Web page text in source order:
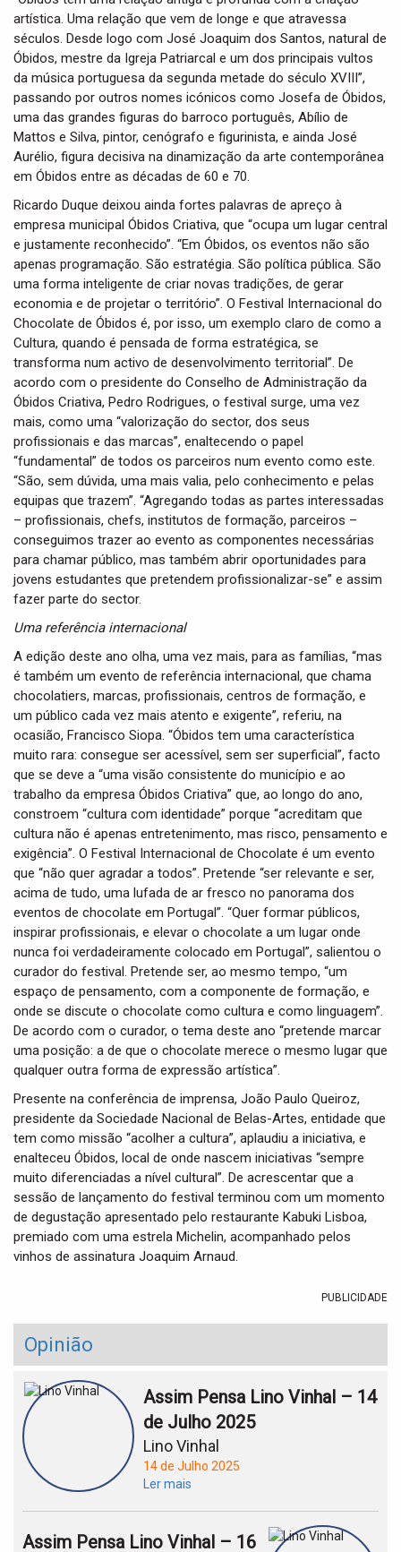
artística. Uma relação que vem de longe e que atravessa
séculos. Desde logo com José Joaquim dos Santos, natural de
Óbidos, mestre da Igreja Patriarcal e um dos principais vultos
da música portuguesa da segunda metade do século XVIII”,
passando por outros nomes icónicos como Josefa de Óbidos,
uma das grandes figuras do barroco português, Abílio de
Mattos e Silva, pintor, cenógrafo e figurinista, e ainda José
Aurélio, figura decisiva na dinamização da arte contemporânea
em Óbidos entre as décadas de 60 e 70.
Ricardo Duque deixou ainda fortes palavras de apreço à
empresa municipal Óbidos Criativa, que “ocupa um lugar central
e justamente reconhecido”. “Em Óbidos, os eventos não são
apenas programação. São estratégia. São política pública. São
uma forma inteligente de criar novas tradições, de gerar
economia e de projetar o território”. O Festival Internacional do
Chocolate de Óbidos é, por isso, um exemplo claro de como a
Cultura, quando é pensada de forma estratégica, se
transforma num activo de desenvolvimento territorial”. De
acordo com o presidente do Conselho de Administração da
Óbidos Criativa, Pedro Rodrigues, o festival surge, uma vez
mais, como uma “valorização do sector, dos seus
profissionais e das marcas”, enaltecendo o papel
“fundamental” de todos os parceiros num evento como este.
“São, sem dúvida, uma mais valia, pelo conhecimento e pelas
equipas que trazem”. “Agregando todas as partes interessadas
– profissionais, chefs, institutos de formação, parceiros –
conseguimos trazer ao evento as componentes necessárias
para chamar público, mas também abrir oportunidades para
jovens estudantes que pretendem profissionalizar-se” e assim
fazer parte do sector.
Uma referência internacional
A edição deste ano olha, uma vez mais, para as famílias, “mas
é também um evento de referência internacional, que chama
chocolatiers, marcas, profissionais, centros de formação, e
um público cada vez mais atento e exigente”, referiu, na
ocasião, Francisco Siopa. “Óbidos tem uma característica
muito rara: consegue ser acessível, sem ser superficial”, facto
que se deve a “uma visão consistente do município e ao
trabalho da empresa Óbidos Criativa” que, ao longo do ano,
constroem “cultura com identidade” porque “acreditam que
cultura não é apenas entretenimento, mas risco, pensamento e
exigência”. O Festival Internacional de Chocolate é um evento
que “não quer agradar a todos”. Pretende “ser relevante e ser,
acima de tudo, uma lufada de ar fresco no panorama dos
eventos de chocolate em Portugal”. “Quer formar públicos,
inspirar profissionais, e elevar o chocolate a um lugar onde
nunca foi verdadeiramente colocado em Portugal”, salientou o
curador do festival. Pretende ser, ao mesmo tempo, “um
espaço de pensamento, com a componente de formação, e
onde se discute o chocolate como cultura e como linguagem”.
De acordo com o curador, o tema deste ano “pretende marcar
uma posição: a de que o chocolate merece o mesmo lugar que
qualquer outra forma de expressão artística”.
Presente na conferência de imprensa, João Paulo Queiroz,
presidente da Sociedade Nacional de Belas-Artes, entidade que
tem como missão “acolher a cultura”, aplaudiu a iniciativa, e
enalteceu Óbidos, local de onde nascem iniciativas “sempre
muito diferenciadas a nível cultural”. De acrescentar que a
sessão de lançamento do festival terminou com um momento
de degustação apresentado pelo restaurante Kabuki Lisboa,
premiado com uma estrela Michelin, acompanhado pelos
vinhos de assinatura Joaquim Arnaud.
PUBLICIDADE
Opinião
Assim Pensa Lino Vinhal – 14
de Julho 2025
Lino Vinhal
14 de Julho 2025
Ler mais
Assim Pensa Lino Vinhal – 16